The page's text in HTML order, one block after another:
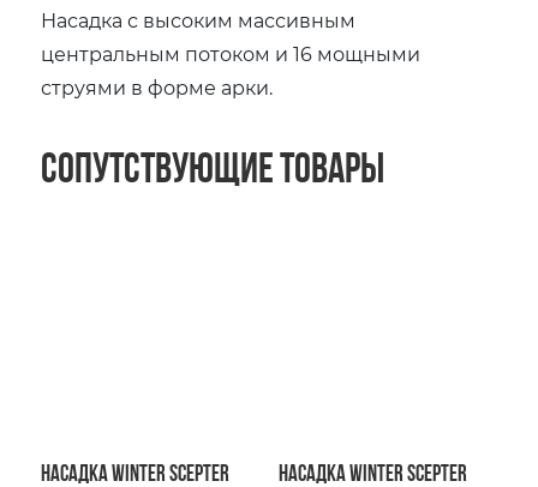
Насадка с высоким массивным
центральным потоком и 16 мощными
струями в форме арки.
Сопутствующие товары
Насадка Winter Scepter
Насадка Winter Scepter